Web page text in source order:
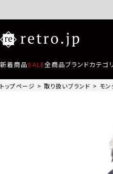
新着商品SALE全商品ブランドカテゴリ
トップページ 取り扱いブランド モン